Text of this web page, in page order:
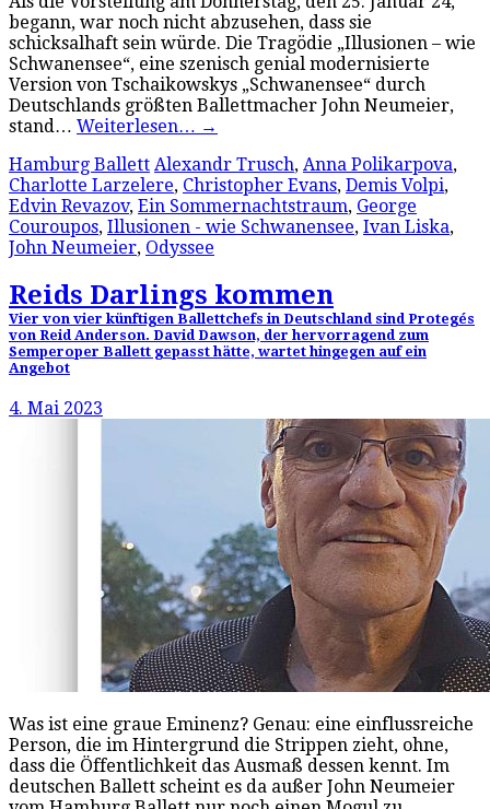
begann, war noch nicht abzusehen, dass sie
schicksalhaft sein würde. Die Tragödie „Illusionen – wie
Schwanensee“, eine szenisch genial modernisierte
Version von Tschaikowskys „Schwanensee“ durch
Deutschlands größten Ballettmacher John Neumeier,
stand… Weiterlesen… →
Hamburg Ballett Alexandr Trusch, Anna Polikarpova,
Charlotte Larzelere, Christopher Evans, Demis Volpi,
Edvin Revazov, Ein Sommernachtstraum, George
Couroupos, Illusionen - wie Schwanensee, Ivan Liska,
John Neumeier, Odyssee
Reids Darlings kommen
Vier von vier künftigen Ballettchefs in Deutschland sind Protegés
von Reid Anderson. David Dawson, der hervorragend zum
Semperoper Ballett gepasst hätte, wartet hingegen auf ein
Angebot
4. Mai 2023
Was ist eine graue Eminenz? Genau: eine einflussreiche
Person, die im Hintergrund die Strippen zieht, ohne,
dass die Öffentlichkeit das Ausmaß dessen kennt. Im
deutschen Ballett scheint es da außer John Neumeier